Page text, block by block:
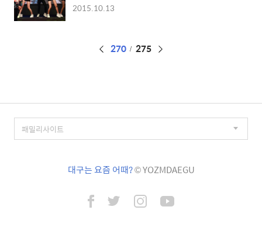
2015.10.13
페
270 275
대구는 요즘 어때?© YOZMDAEGU